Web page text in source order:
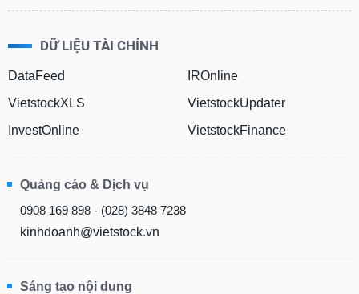
DỮ LIỆU TÀI CHÍNH
DataFeed
VietstockXLS
InvestOnline
IROnline
VietstockUpdater
VietstockFinance
Quảng cáo & Dịch vụ
0908 169 898 - (028) 3848 7238
kinhdoanh@vietstock.vn
Sáng tạo nội dung